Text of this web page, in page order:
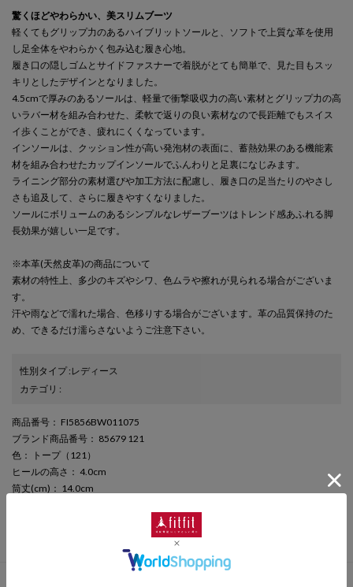
驚くほどやわらかい、美スリムブーツ
軽くてもグリップ力のあるハイブリットソールと、ソフトで上質な革を使用
し足全体をやわらかく包み込む履き心地。
履き口の隠しゴムとサイドファスナーで着脱がとても簡単で、見た目もスッ
キリとしたデザインとなりました。
4.5cmで厚みのあるソールは、軽量で衝撃吸収力の高い素材とグリップ力の高
いラバー材を組み合わせた、柔軟で返りの良い素材なので長距離でもスイス
イ歩くことができ、疲れにくくなっています。
インソールは、クッション性が高い発泡材の表面に、蓄熱効果のある機能素
材を組み合わせたカップインソールでふんわりと足裏になじみます。
ライニング部分の素材選びや加工方法に配慮し、履き口の足当たりのやさし
さも追及して、さらに履きやすくなりました。
ソールにボリュームのあるシンプルなレザーブーツはトレンド感あふれる脚
長効果が嬉しい一足です。
※本革(天然皮革)の商品について
素材の特性上、多少のキズやシワ、色ムラや擦れが見られる場合がございま
す。
汗や雨などで濡れた場合、色移りする場合がございます。革の品質保持のた
め、できるだけ濡らさないようご注意下さい。
性別タイプ : レディース
カテゴリ :
商品番号 ： FI5856BW011075
ブランド商品番号 ： 85679 121
色 ： トープ（121）
ヒールの高さ ： 4.0cm
筒丈(cm) ： 14.0cm
さらに詳しい情報を表示